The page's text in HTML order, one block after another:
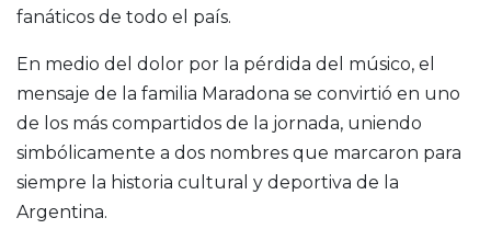
fanáticos de todo el país.
En medio del dolor por la pérdida del músico, el
mensaje de la familia Maradona se convirtió en uno
de los más compartidos de la jornada, uniendo
simbólicamente a dos nombres que marcaron para
siempre la historia cultural y deportiva de la
Argentina.